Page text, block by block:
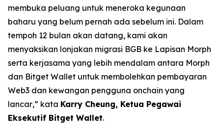
membuka peluang untuk meneroka kegunaan
baharu yang belum pernah ada sebelum ini. Dalam
tempoh 12 bulan akan datang, kami akan
menyaksikan lonjakan migrasi BGB ke Lapisan Morph
serta kerjasama yang lebih mendalam antara Morph
dan Bitget Wallet untuk membolehkan pembayaran
Web3 dan kewangan pengguna onchain yang
lancar,” kata Karry Cheung, Ketua Pegawai
Eksekutif Bitget Wallet.